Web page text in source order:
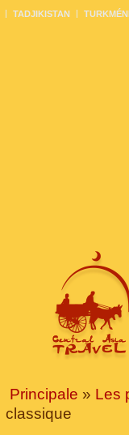
TADJIKISTAN
Principale » Les
classique